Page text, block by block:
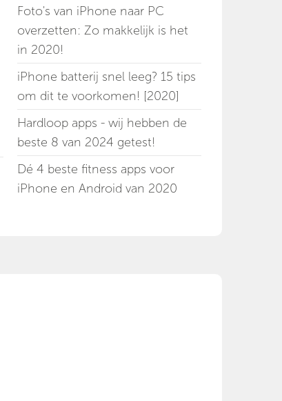
Foto's van iPhone naar PC
overzetten: Zo makkelijk is het
in 2020!
iPhone batterij snel leeg? 15 tips
om dit te voorkomen! [2020]
Hardloop apps - wij hebben de
beste 8 van 2024 getest!
Dé 4 beste fitness apps voor
iPhone en Android van 2020